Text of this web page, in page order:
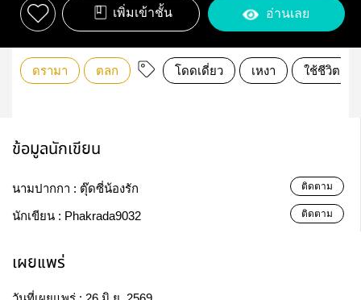
เพิ่มเข้าชั้น อ่านเลย
ดรามา ตลก โดดเดี่ยว เหงา ใช้ชีวิต
ข้อมูลนักเขียน
นามปากกา : ตุ๊ดซี่น้องรัก ติดตาม
นักเขียน : Phakrada9032 ติดตาม
เผยแพร่